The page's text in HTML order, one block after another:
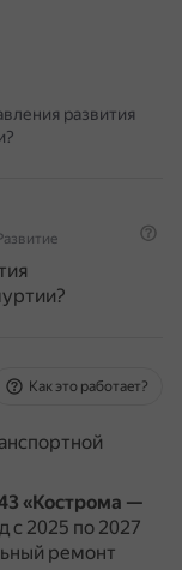
развития
Как это работает?
«Кострома —
с 2025 по 2027
ремонт